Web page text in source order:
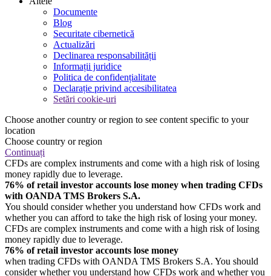
Documente
Blog
Securitate cibernetică
Actualizări
Declinarea responsabilității
Informații juridice
Politica de confidențialitate
Declarație privind accesibilitatea
Setări cookie-uri
Choose another country or region to see content specific to your
location
Choose country or region
Continuați
CFDs are complex instruments and come with a high risk of losing
money rapidly due to leverage.
76% of retail investor accounts lose money when trading CFDs
with OANDA TMS Brokers S.A.
You should consider whether you understand how CFDs work and
whether you can afford to take the high risk of losing your money.
CFDs are complex instruments and come with a high risk of losing
money rapidly due to leverage.
76% of retail investor accounts lose money
when trading CFDs with OANDA TMS Brokers S.A. You should
consider whether you understand how CFDs work and whether you